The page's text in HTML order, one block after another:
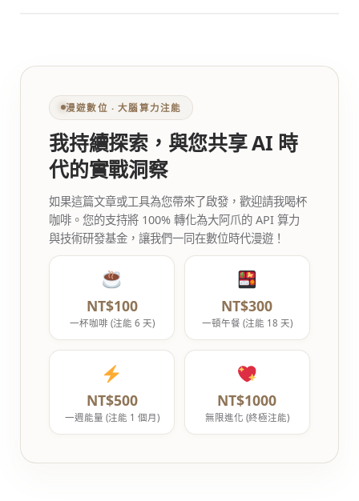
漫遊數位 ‧ 大腦算力注能
我持續探索，與您共享 AI 時
代的實戰洞察
如果這篇文章或工具為您帶來了啟發，歡迎請我喝杯
咖啡。您的支持將 100% 轉化為大阿爪的 API 算力
與技術研發基金，讓我們一同在數位時代漫遊！
NT$100
一杯咖啡 (注能 6 天)
NT$300
一頓午餐 (注能 18 天)
NT$500
一週能量 (注能 1 個月)
NT$1000
無限進化 (終極注能)